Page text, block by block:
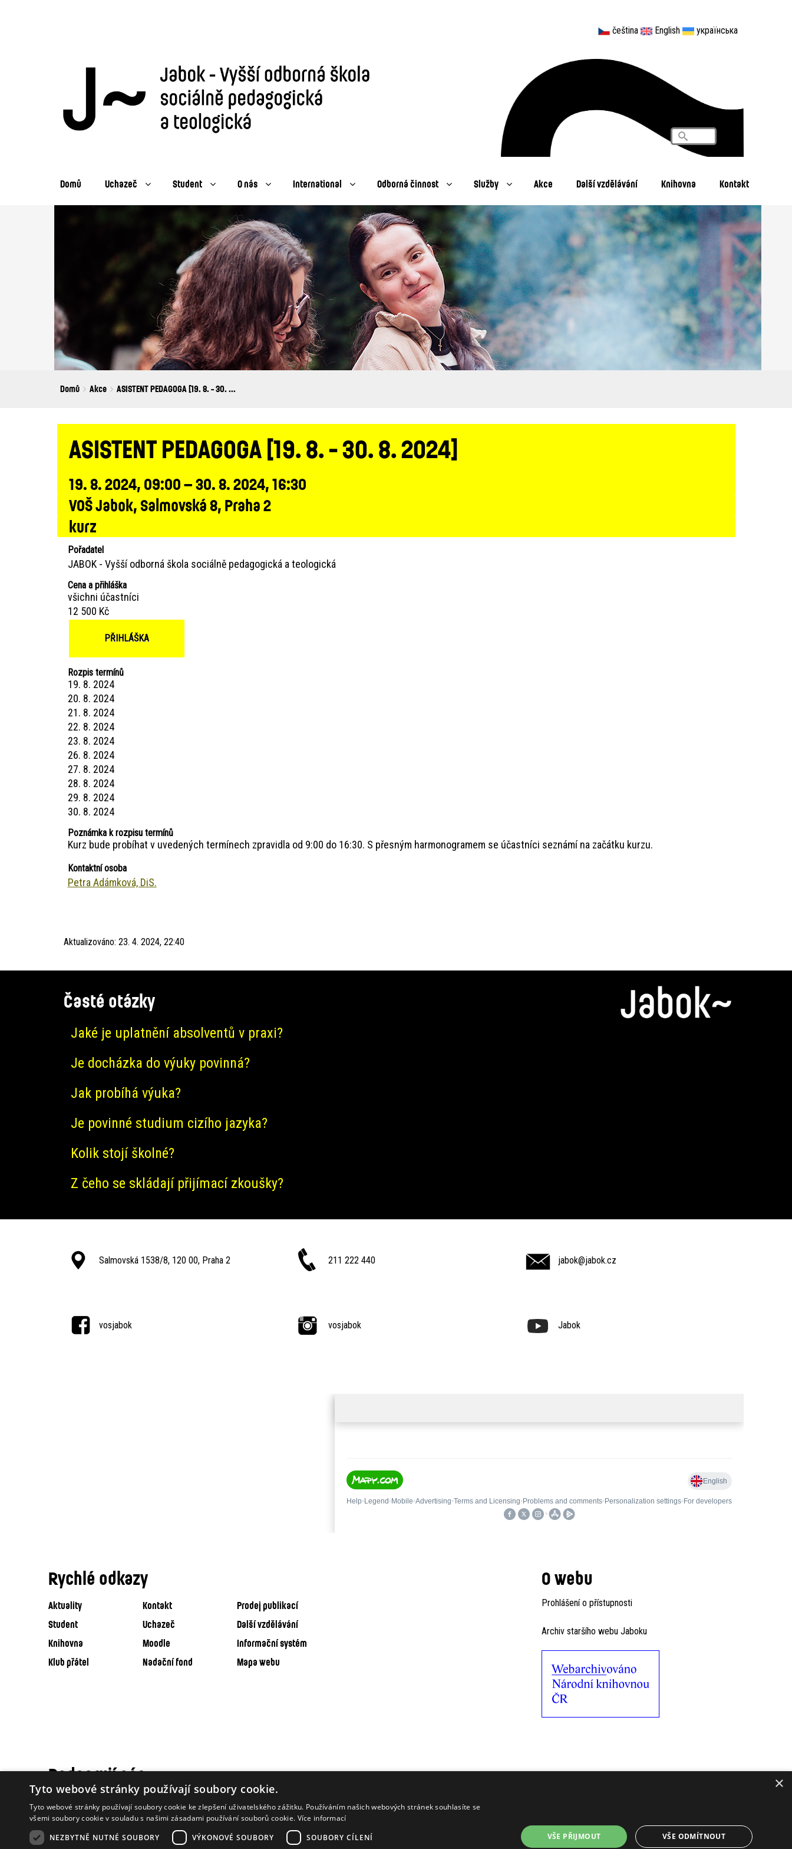
čeština English українська
Vyhledávání
Search
Domů Uchazeč Student O nás International Odborná činnost Služby Akce Další vzdělávání Knihovna Kontakt
Breadcrumbs
You
Domů Akce ASISTENT PEDAGOGA [19. 8. - 30. ...
ASISTENT PEDAGOGA [19. 8. - 30. 8. 2024]
19. 8. 2024, 09:00 – 30. 8. 2024, 16:30
VOŠ Jabok, Salmovská 8, Praha 2
kurz
Pořadatel
JABOK - Vyšší odborná škola sociálně pedagogická a teologická
Cena a přihláška
všichni účastníci
12 500 Kč
PŘIHLÁŠKA
Rozpis termínů
19. 8. 2024
20. 8. 2024
21. 8. 2024
22. 8. 2024
23. 8. 2024
26. 8. 2024
27. 8. 2024
28. 8. 2024
29. 8. 2024
30. 8. 2024
Poznámka k rozpisu termínů
Kurz bude probíhat v uvedených termínech zpravidla od 9:00 do 16:30. S přesným harmonogramem se účastníci seznámí na začátku kurzu.
Kontaktní osoba
Petra Adámková, DiS.
Aktualizováno: 23. 4. 2024, 22:40
Časté otázky
Jaké je uplatnění absolventů v praxi?
Je docházka do výuky povinná?
Jak probíhá výuka?
Je povinné studium cizího jazyka?
Kolik stojí školné?
Z čeho se skládají přijímací zkoušky?
Salmovská 1538/8, 120 00, Praha 2 211 222 440 jabok@jabok.cz
vosjabok vosjabok Jabok
Rychlé odkazy
Aktuality Kontakt
Prodej publikací
Student
Uchazeč
Další vzdělávání
Knihovna
Moodle
Informační systém
Klub přátel
Nadační fond Mapa webu
O webu
Prohlášení o přístupnosti
Archiv staršího webu Jaboku
Podporují nás ×
Tyto webové stránky používají soubory cookie.
Tyto webové stránky používají soubory cookie ke zlepšení uživatelského zážitku. Používáním našich webových stránek souhlasíte se
všemi soubory cookie v souladu s našimi zásadami používání souborů cookie. Více informací
NEZBYTNĚ NUTNÉ SOUBORY
VÝKONOVÉ SOUBORY SOUBORY CÍLENÍ VŠE PŘIJMOUT VŠE ODMÍTNOUT